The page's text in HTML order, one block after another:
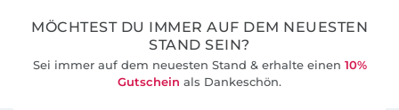
MÖCHTEST DU IMMER AUF DEM NEUESTEN
STAND SEIN?
Sei immer auf dem neuesten Stand & erhalte einen 10%
Gutschein als Dankeschön.